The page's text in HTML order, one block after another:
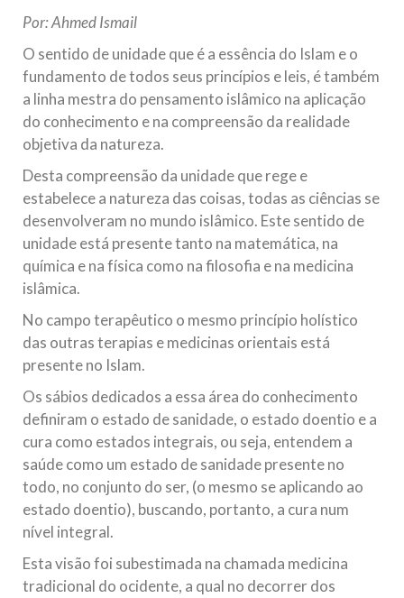
10 DE NOVEMBRO DE 2013
Falecimento do Imam Ali Ibn Al-Hussein
(A.S.)
Em nome de Deus, o Clemente, o Misericordioso! Diante da
data em que relembramos o martírio do quarto Imam dos
muçulmanos, o Imam Ali Ibn Al-Hussein Ibn Ali Ibn Abi Táleb
(A.S.), conhecido por “Zein Al-Ábidin” (Formosura
NOTÍCIAS
Centro Islâmico no Brasil recebe o ex-
ministro das Relações Exteriores da
Na noite da quinta-feira, 03 de Abril, o Centro Islâmico no
Brasil recebeu em sua sede, em São Paulo, o ex-ministro das
Relações Exteriores da República Islâmica do Irã, Sr. Kamal
Kharrazi, que encontra-se visitando
Por: Ahmed Ismail
O sentido de unidade que é a essência do Islam e o
fundamento de todos seus princípios e leis, é também
a linha mestra do pensamento islâmico na aplicação
do conhecimento e na compreensão da realidade
objetiva da natureza.
Desta compreensão da unidade que rege e
estabelece a natureza das coisas, todas as ciências se
desenvolveram no mundo islâmico. Este sentido de
unidade está presente tanto na matemática, na
química e na física como na filosofia e na medicina
islâmica.
No campo terapêutico o mesmo princípio holístico
das outras terapias e medicinas orientais está
presente no Islam.
Os sábios dedicados a essa área do conhecimento
definiram o estado de sanidade, o estado doentio e a
cura como estados integrais, ou seja, entendem a
saúde como um estado de sanidade presente no
todo, no conjunto do ser, (o mesmo se aplicando ao
estado doentio), buscando, portanto, a cura num
nível integral.
Esta visão foi subestimada na chamada medicina
tradicional do ocidente, a qual no decorrer dos